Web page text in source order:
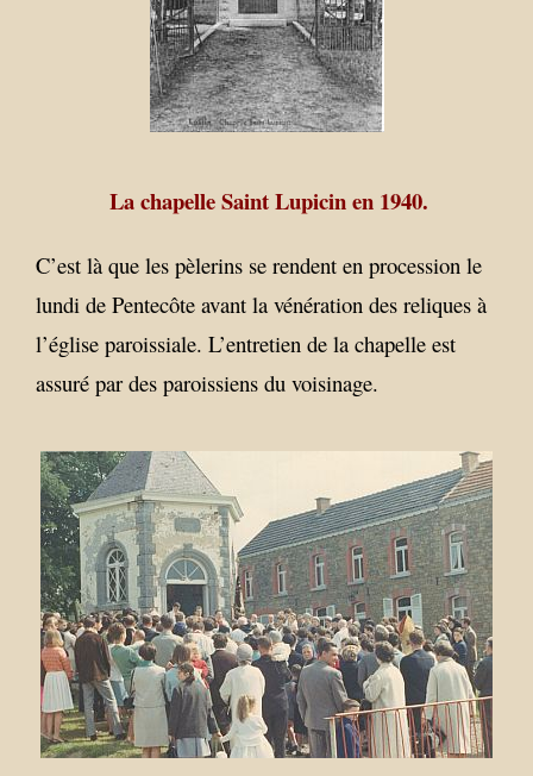
La chapelle Saint Lupicin en 1940.
C’est là que les pèlerins se rendent en procession le
lundi de Pentecôte avant la vénération des reliques à
l’église paroissiale. L’entretien de la chapelle est
assuré par des paroissiens du voisinage.